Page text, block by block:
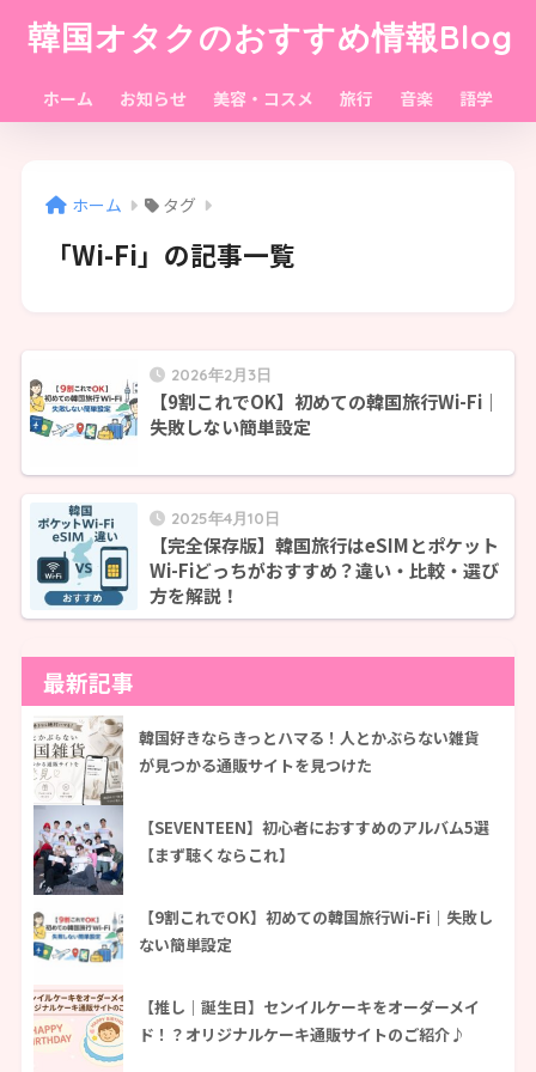
韓国オタクのおすすめ情報Blog
ホーム お知らせ 美容・コスメ 旅行 音楽 語学
ホーム タグ
「Wi-Fi」の記事一覧
2026年2月3日
【9割これでOK】初めての韓国旅行Wi-Fi｜
失敗しない簡単設定
2025年4月10日
【完全保存版】韓国旅行はeSIMとポケット
Wi-Fiどっちがおすすめ？違い・比較・選び
方を解説！
最新記事
韓国好きならきっとハマる！人とかぶらない雑貨
が見つかる通販サイトを見つけた
【SEVENTEEN】初心者におすすめのアルバム5選
【まず聴くならこれ】
【9割これでOK】初めての韓国旅行Wi-Fi｜失敗し
ない簡単設定
【推し｜誕生日】センイルケーキをオーダーメイ
ド！？オリジナルケーキ通販サイトのご紹介♪